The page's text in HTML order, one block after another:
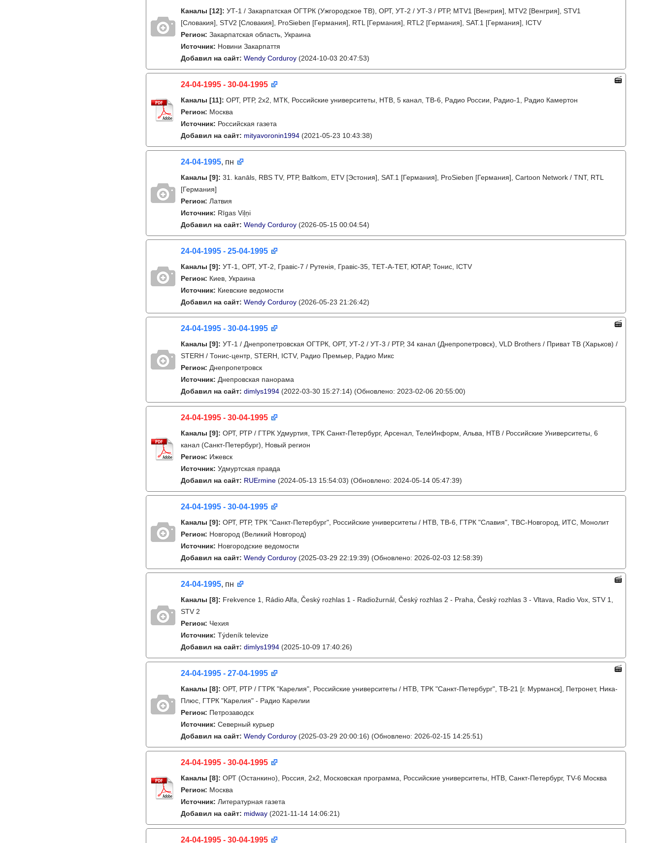
Каналы [12]: УТ-1 / Закарпатская ОГТРК (Ужгородское ТВ), ОРТ, УТ-2 / УТ-3 / РТР, MTV1 [Венгрия], MTV2 [Венгрия], STV1
[Словакия], STV2 [Словакия], ProSieben [Германия], RTL [Германия], RTL2 [Германия], SAT.1 [Германия], ICTV
Регион: Закарпатская область, Украина
Источник: Новини Закарпаття
Добавил на сайт: Wendy Corduroy (2024-10-03 20:47:53)
24-04-1995 - 30-04-1995
Каналы [11]: ОРТ, РТР, 2х2, МТК, Российские университеты, НТВ, 5 канал, ТВ-6, Радио России, Радио-1, Радио Камертон
Регион: Москва
Источник: Российская газета
Добавил на сайт: mityavoronin1994 (2021-05-23 10:43:38)
24-04-1995, пн
Каналы [9]: 31. kanāls, RBS TV, РТР, Baltkom, ETV [Эстония], SAT.1 [Германия], ProSieben [Германия], Cartoon Network / TNT, RTL
[Германия]
Регион: Латвия
Источник: Rīgas Viļņi
Добавил на сайт: Wendy Corduroy (2026-05-15 00:04:54)
24-04-1995 - 25-04-1995
Каналы [9]: УТ-1, ОРТ, УТ-2, Гравіс-7 / Рутенія, Гравіс-35, ТЕТ-А-ТЕТ, ЮТАР, Тонис, ICTV
Регион: Киев, Украина
Источник: Киевские ведомости
Добавил на сайт: Wendy Corduroy (2026-05-23 21:26:42)
24-04-1995 - 30-04-1995
Каналы [9]: УТ-1 / Днепропетровская ОГТРК, ОРТ, УТ-2 / УТ-3 / РТР, 34 канал (Днепропетровск), VLD Brothers / Приват ТВ (Харьков) /
STERH / Тонис-центр, STERH, ICTV, Радио Премьер, Радио Микс
Регион: Днепропетровск
Источник: Днепровская панорама
Добавил на сайт: dimlys1994 (2022-03-30 15:27:14) (Обновлено: 2023-02-06 20:55:00)
24-04-1995 - 30-04-1995
Каналы [9]: ОРТ, РТР / ГТРК Удмуртия, ТРК Санкт-Петербург, Арсенал, ТелеИнформ, Альва, НТВ / Российские Университеты, 6
канал (Санкт-Петербург), Новый регион
Регион: Ижевск
Источник: Удмуртская правда
Добавил на сайт: RUErmine (2024-05-13 15:54:03) (Обновлено: 2024-05-14 05:47:39)
24-04-1995 - 30-04-1995
Каналы [9]: ОРТ, РТР, ТРК "Санкт-Петербург", Российские университеты / НТВ, ТВ-6, ГТРК "Славия", ТВС-Новгород, ИТС, Монолит
Регион: Новгород (Великий Новгород)
Источник: Новгородские ведомости
Добавил на сайт: Wendy Corduroy (2025-03-29 22:19:39) (Обновлено: 2026-02-03 12:58:39)
24-04-1995, пн
Каналы [8]: Frekvence 1, Rádio Alfa, Český rozhlas 1 - Radiožurnál, Český rozhlas 2 - Praha, Český rozhlas 3 - Vltava, Radio Vox, STV 1,
STV 2
Регион: Чехия
Источник: Týdeník televize
Добавил на сайт: dimlys1994 (2025-10-09 17:40:26)
24-04-1995 - 27-04-1995
Каналы [8]: ОРТ, РТР / ГТРК "Карелия", Российские университеты / НТВ, ТРК "Санкт-Петербург", ТВ-21 [г. Мурманск], Петронет, Ника-
Плюс, ГТРК "Карелия" - Радио Карелии
Регион: Петрозаводск
Источник: Северный курьер
Добавил на сайт: Wendy Corduroy (2025-03-29 20:00:16) (Обновлено: 2026-02-15 14:25:51)
24-04-1995 - 30-04-1995
Каналы [8]: ОРТ (Останкино), Россия, 2х2, Московская программа, Российские университеты, НТВ, Санкт-Петербург, TV-6 Москва
Регион: Москва
Источник: Литературная газета
Добавил на сайт: midway (2021-11-14 14:06:21)
24-04-1995 - 30-04-1995